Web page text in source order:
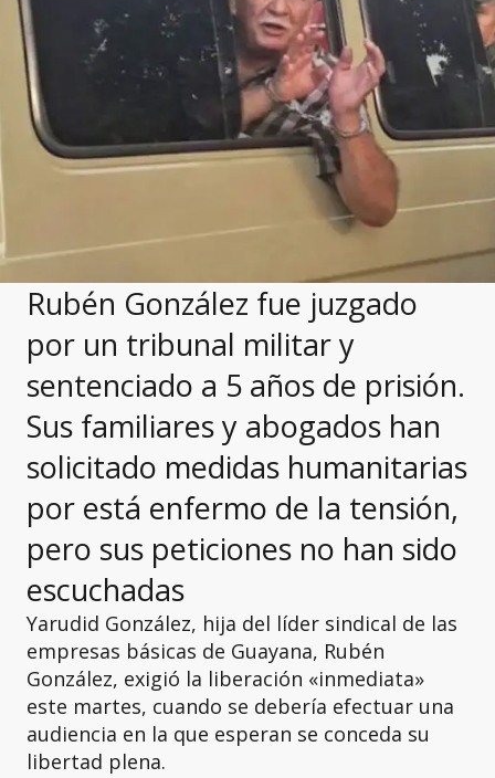
Rubén González fue juzgado
por un tribunal militar y
sentenciado a 5 años de prisión.
Sus familiares y abogados han
solicitado medidas humanitarias
por está enfermo de la tensión,
pero sus peticiones no han sido
escuchadas
Yarudid González, hija del líder sindical de las
empresas básicas de Guayana, Rubén
González, exigió la liberación «inmediata»
este martes, cuando se debería efectuar una
audiencia en la que esperan se conceda su
libertad plena.